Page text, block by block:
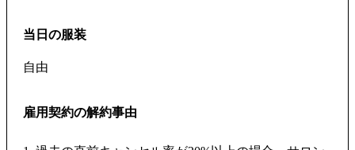
当日の服装
自由
雇用契約の解約事由